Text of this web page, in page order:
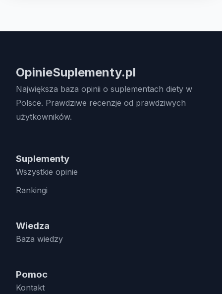
OpinieSuplementy.pl
Największa baza opinii o suplementach diety w
Polsce. Prawdziwe recenzje od prawdziwych
użytkowników.
Suplementy
Wszystkie opinie
Rankingi
Wiedza
Baza wiedzy
Pomoc
Kontakt